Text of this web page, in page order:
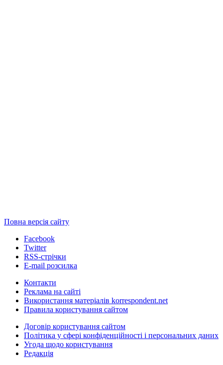
Повна версія сайту
Facebook
Twitter
RSS-стрічки
E-mail розсилка
Контакти
Реклама на сайті
Використання матеріалів korrespondent.net
Правила користування сайтом
Договір користування сайтом
Політика у сфері конфіденційності і персональних даних
Угода щодо користування
Редакція